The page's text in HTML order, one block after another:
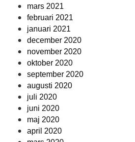
mars 2021
februari 2021
januari 2021
december 2020
november 2020
oktober 2020
september 2020
augusti 2020
juli 2020
juni 2020
maj 2020
april 2020